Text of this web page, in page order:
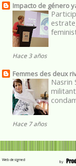
Impacto de género
Hace 3 años
Femmes des deux
Nasrin
Hace 7 años
Web designed